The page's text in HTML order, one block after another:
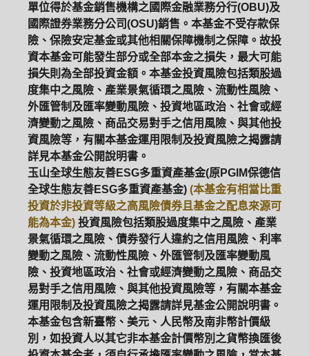
單位得於基金銷售機構之國際金融業務分行(OBU)及
國際證券業務分公司(OSU)銷售。本基金不受存款保
險、保險安定基金或其他相關保障機制之保障。故投
資本基金可能發生部分或全部本金之損失，最大可能
損失則為全部投資金額。本基金投資風險包括類股過
度集中之風險、產業景氣循環之風險、流動性風險、
外匯管制及匯率變動風險、投資地區政治、社會或經
濟變動之風險、商品交易對手之信用風險、與其他投
資風險等，有關本基金運用限制及投資風險之揭露請
詳見本基金公開說明書。
玉山全球生態友善ESG多重資產基金(原PGIM保德信
全球生態友善ESG多重資產基金) (本基金有相當比重
投資於非投資等級之高風險債券且基金之配息來源可
能為本金) 投資風險包括類股過度集中之風險、產業
景氣循環之風險、債券發行人違約之信用風險、利率
變動之風險、流動性風險、外匯管制及匯率變動風
險、投資地區政治、社會或經濟變動之風險、商品交
易對手之信用風險、與其他投資風險等，有關本基金
運用限制及投資風險之揭露請詳見基金公開說明書。
本基金包含新臺幣、美元、人民幣及南非幣計價級
別，如投資人以其它非本基金計價幣別之貨幣換匯後